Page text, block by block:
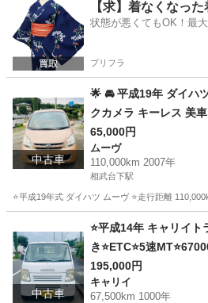
神奈川 相武台下駅 サンバー
【求】着なくなっ
状態が悪くてもOK！最
プリフラ
中古車
🌟 🚘 平成19年 ダイハ
クカメラ キーレス 美車
65,000円
ムーヴ
110,000km 2007年
相武台下駅
⭐️平成19年式 ダイハツ ムーヴ ⭐️走行距離
相武台下駅 ムーヴ
中古車
⭐️平成14年 キャリイト
き⭐️ETC⭐️5速
195,000円
キャリイ
67,500km 1000年